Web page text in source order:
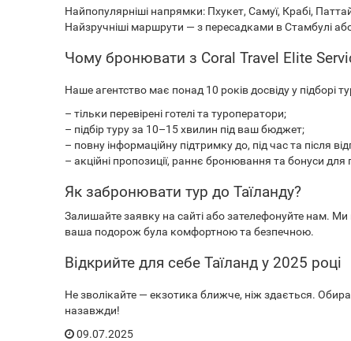
Найпопулярніші напрямки: Пхукет, Самуї, Крабі,
Найзручніші маршрути — з пересадками в Стамбулі
Чому бронювати з Coral Travel Elite
Наше агентство має понад 10 років досвіду у підборі
– тільки перевірені готелі та туроператори;
– підбір туру за 10–15 хвилин під ваш бюджет;
– повну інформаційну підтримку до, під час та після
– акційні пропозиції, раннє бронювання та бонуси для
Як забронювати тур до Таїланду?
Залишайте заявку на сайті або зателефонуйте нам.
ваша подорож була комфортною та безпечною.
Відкрийте для себе Таїланд у 2025 році
Не зволікайте — екзотика ближче, ніж здається.
назавжди!
09.07.2025